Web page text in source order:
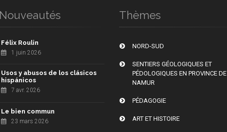
Félix Roulin
1 juin 2026
Usos y abusos de los clásicos
hispánicos
7 avr. 2026
Le bien commun
23 mars 2026
Thèmes
NORD-SUD
SENTIERS GÉOLOGIQUES ET
PÉDOLOGIQUES EN PROVINCE DE
NAMUR
PÉDAGOGIE
ART ET HISTOIRE